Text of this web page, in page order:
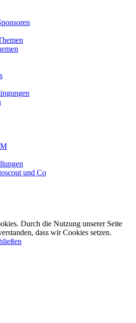
und Co
Durch die Nutzung unserer Seite
dass wir Cookies setzen.